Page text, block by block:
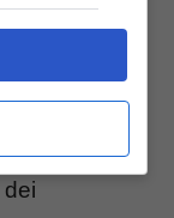
Se lo
Ferragni
si chiede se
outfit